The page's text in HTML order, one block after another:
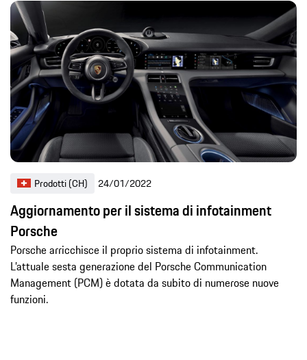
Prodotti (CH) 24/01/2022
Aggiornamento per il sistema di infotainment
Porsche
Porsche arricchisce il proprio sistema di infotainment.
L’attuale sesta generazione del Porsche Communication
Management (PCM) è dotata da subito di numerose nuove
funzioni.